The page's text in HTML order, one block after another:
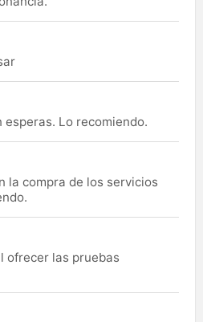
esperas. Lo recomiendo.
la compra de los servicios
ofrecer las pruebas